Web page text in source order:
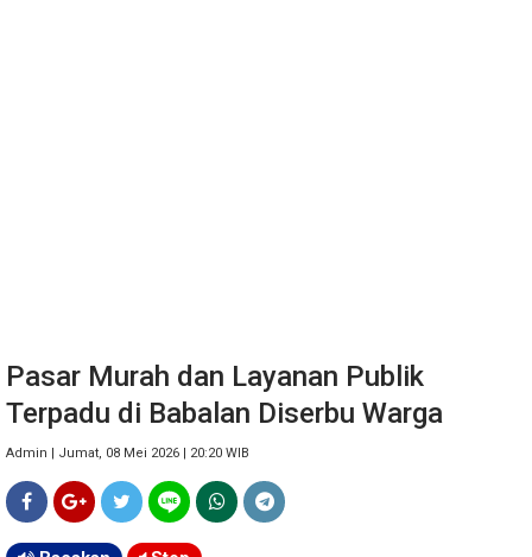
Pasar Murah dan Layanan Publik
Terpadu di Babalan Diserbu Warga
Admin | Jumat, 08 Mei 2026 | 20:20 WIB